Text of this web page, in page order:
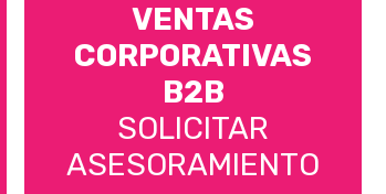
VENTAS
CORPORATIVAS
B2B
SOLICITAR
ASESORAMIENTO